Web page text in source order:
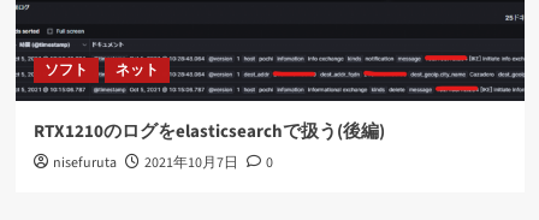
ソフト ネット
RTX1210のログをelasticsearchで扱う(後編)
nisefuruta 2021年10月7日 0